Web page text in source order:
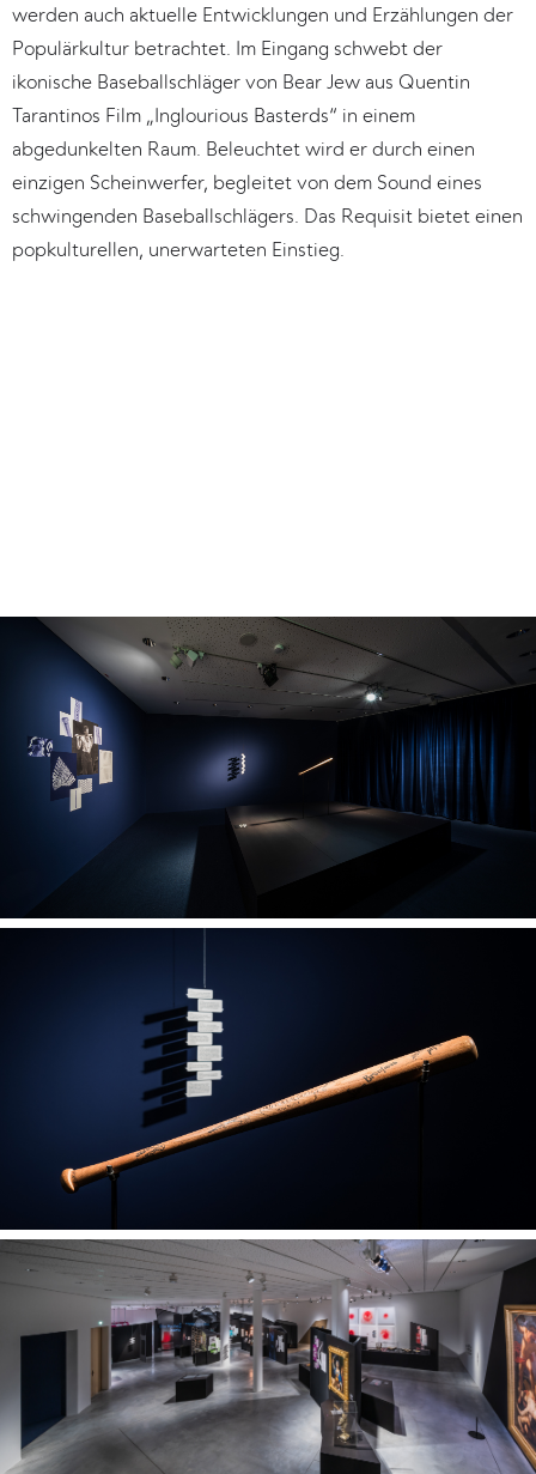
werden auch aktuelle Entwicklungen und Erzählungen der
Populärkultur betrachtet. Im Eingang schwebt der
ikonische Baseballschläger von Bear Jew aus Quentin
Tarantinos Film „Inglourious Basterds“ in einem
abgedunkelten Raum. Beleuchtet wird er durch einen
einzigen Scheinwerfer, begleitet von dem Sound eines
schwingenden Baseballschlägers. Das Requisit bietet einen
popkulturellen, unerwarteten Einstieg.